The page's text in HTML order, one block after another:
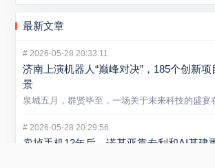
最新文章
#2026-05-28 20:33:11
济南上演机器人“巅峰对决”，185个创新
景
#2026-05-28 20:29:56
卖掉手机13年后，诺基亚靠专利和AI基建